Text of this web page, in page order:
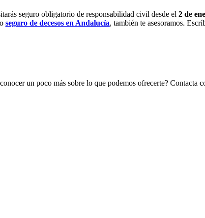
seguro obligatorio de responsabilidad civil desde el 2 de
o seguro de decesos en Andalucía, también te asesoramos.
un poco más sobre lo que podemos ofrecerte? Contacta